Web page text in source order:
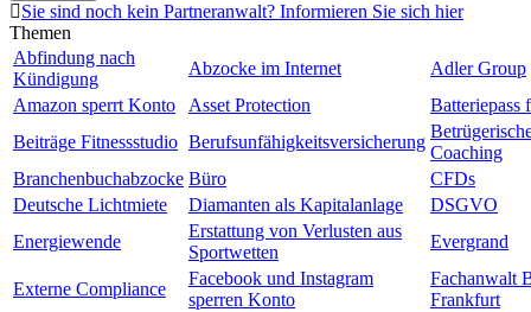
Sie sind noch kein Partneranwalt? Informieren Sie sich hier
Themen
Abfindung nach
Kündigung
Abzocke im Internet
Adler Group
Amazon sperrt Konto
Asset Protection
Batteriepass
Beiträge Fitnessstudio Berufsunfähigkeitsversicherung
Coaching
Branchenbuchabzocke Büro
CFDs
Deutsche Lichtmiete
Diamanten als Kapitalanlage
DSGVO
Energiewende
Erstattung von Verlusten aus
Sportwetten
Evergrand
Externe Compliance
Facebook und Instagram
sperren Konto
Fachanwalt
Frankfurt